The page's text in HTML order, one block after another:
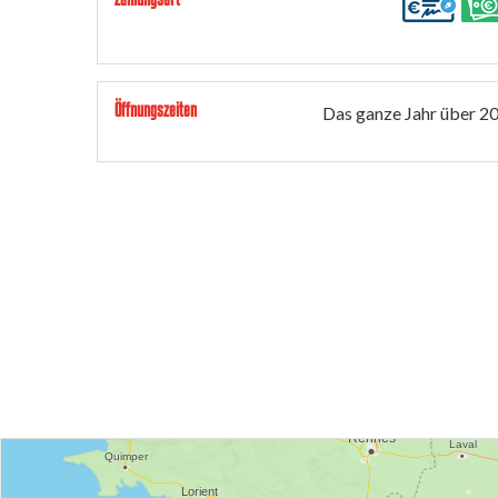
Öffnungszeiten Das ganze Jahr über